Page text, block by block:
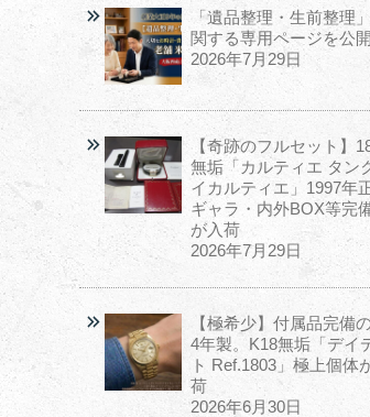
「遺品整理・生前整理
関する専用ページを公
2026年7月29日
【奇跡のフルセット】
無垢「カルティエ タン
イカルティエ」1997年
ギャラ・内外BOX等完
が入荷
2026年7月29日
【極希少】付属品完備
4年製。K18無垢「デイ
ト Ref.1803」極上個体
荷
2026年6月30日